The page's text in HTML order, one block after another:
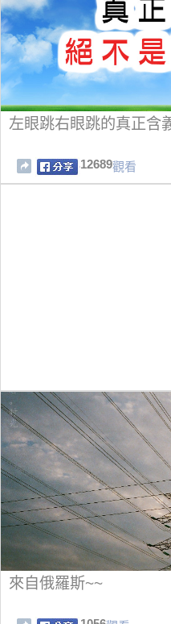
左眼跳右眼跳的真正含
12689觀看
來自俄羅斯~~